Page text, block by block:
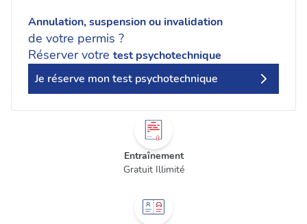
Annulation, suspension ou invalidation
de votre permis ?
Réserver votre test psychotechnique
Je réserve mon test psychotechnique
Entraînement
Gratuit Illimité